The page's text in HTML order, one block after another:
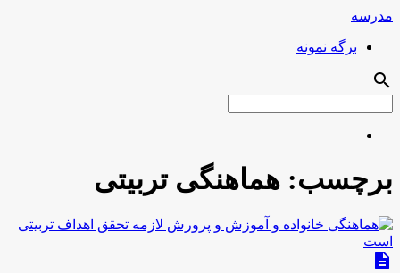
مدرسه
برگه نمونه
search
برچسب: هماهنگی تربیتی
description